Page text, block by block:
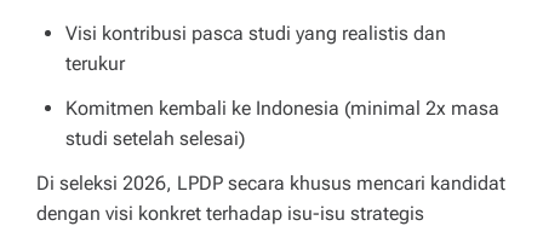
Visi kontribusi pasca studi yang realistis dan
terukur
Komitmen kembali ke Indonesia (minimal 2x masa
studi setelah selesai)
Di seleksi 2026, LPDP secara khusus mencari kandidat
dengan visi konkret terhadap isu-isu strategis